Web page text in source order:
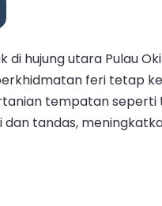
di hujung utara Pulau
feri tetap
tempatan seperti
tandas,